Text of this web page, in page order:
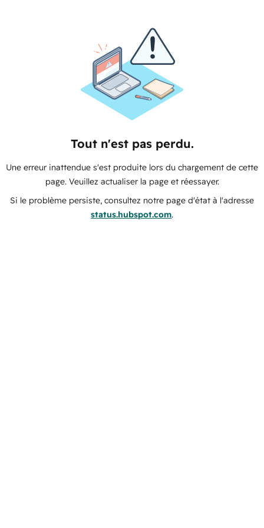
Tout n'est pas perdu.
Une erreur inattendue s'est produite lors du chargement de cette
page. Veuillez actualiser la page et réessayer.
Si le problème persiste, consultez notre page d'état à l'adresse
status.hubspot.com.